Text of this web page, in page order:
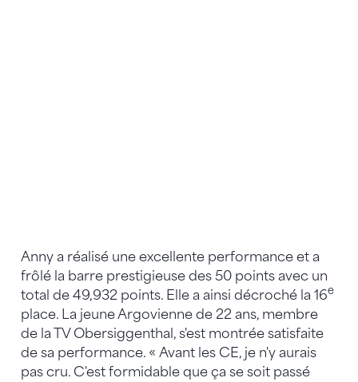
Anny a réalisé une excellente performance et a
frôlé la barre prestigieuse des 50 points avec un
total de 49,932 points. Elle a ainsi décroché la 16e
place. La jeune Argovienne de 22 ans, membre
de la TV Obersiggenthal, s'est montrée satisfaite
de sa performance. « Avant les CE, je n'y aurais
pas cru. C'est formidable que ça se soit passé